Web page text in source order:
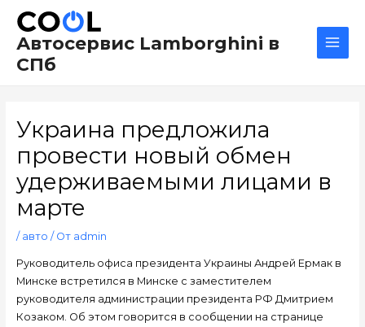
содержимому
Автосервис Lamborghini в
СПб
Украина предложила
провести новый обмен
удерживаемыми лицами в
марте
/ авто / От admin
Руководитель офиса президента Украины Андрей Ермак в
Минске встретился в Минске с заместителем
руководителя администрации президента РФ Дмитрием
Козаком. Об этом говорится в сообщении на странице
по
записям